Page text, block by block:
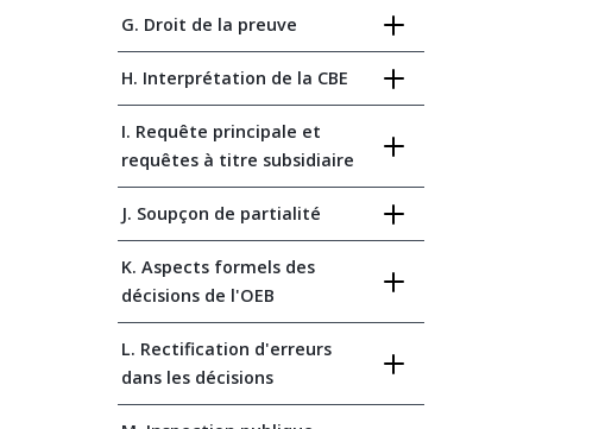
G. Droit de la preuve
H. Interprétation de la CBE
I. Requête principale et
requêtes à titre subsidiaire
J. Soupçon de partialité
K. Aspects formels des
décisions de l'OEB
L. Rectification d'erreurs
dans les décisions